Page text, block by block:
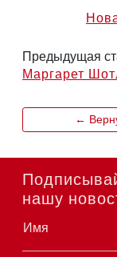
Предыдущая
Маргарет
←
нашу
Имя